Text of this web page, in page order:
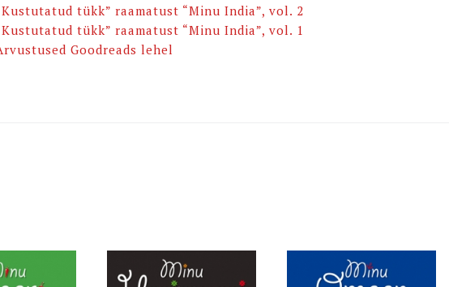
tükk” raamatust “Minu India”, vol. 2
tükk” raamatust “Minu India”, vol. 1
Goodreads lehel